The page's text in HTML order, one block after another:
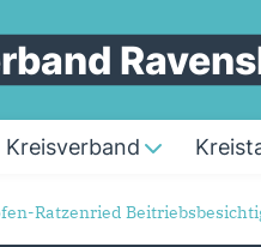
Kreisverband
Ratzenried